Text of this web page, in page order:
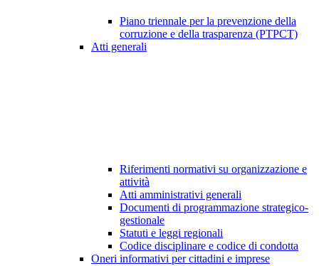
Piano triennale per la prevenzione della
corruzione e della trasparenza (PTPCT)
Atti generali
Riferimenti normativi su organizzazione e
attività
Atti amministrativi generali
Documenti di programmazione strategico-
gestionale
Statuti e leggi regionali
Codice disciplinare e codice di condotta
Oneri informativi per cittadini e imprese